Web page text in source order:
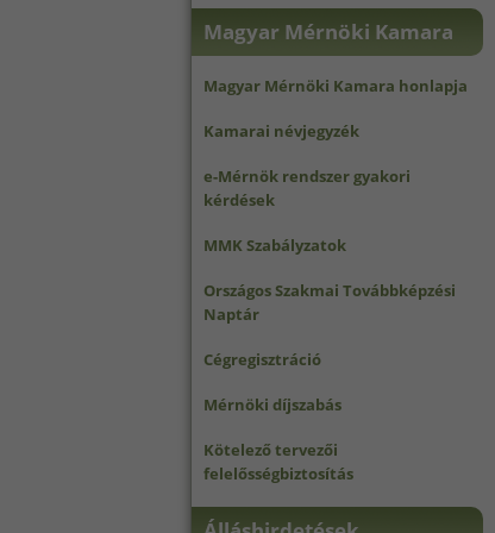
Magyar Mérnöki Kamara
Magyar Mérnöki Kamara honlapja
Kamarai névjegyzék
e-Mérnök rendszer gyakori
kérdések
MMK Szabályzatok
Országos Szakmai Továbbképzési
Naptár
Cégregisztráció
Mérnöki díjszabás
Kötelező tervezői
felelősségbiztosítás